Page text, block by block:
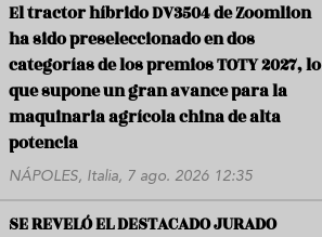
El tractor híbrido DV3504 de Zoomlion
ha sido preseleccionado en dos
categorías de los premios TOTY 2027, lo
que supone un gran avance para la
maquinaria agrícola china de alta
potencia
NÁPOLES, Italia, 7 ago. 2026 12:35
SE REVELÓ EL DESTACADO JURADO